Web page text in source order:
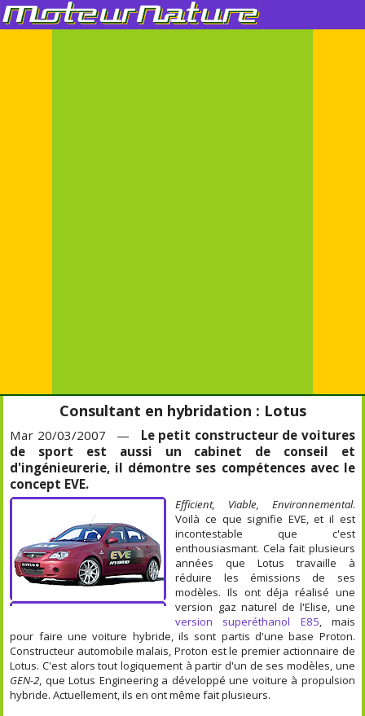
Consultant en hybridation : Lotus
Mar 20/03/2007 — Le petit constructeur de voitures
de sport est aussi un cabinet de conseil et
d'ingénieurerie, il démontre ses compétences avec le
concept EVE.
Efficient, Viable, Environnemental.
Voilà ce que signifie EVE, et il est
incontestable que c'est
enthousiasmant. Cela fait plusieurs
années que Lotus travaille à
réduire les émissions de ses
modèles. Ils ont déja réalisé une
version gaz naturel de l'Elise, une
version superéthanol E85, mais
pour faire une voiture hybride, ils sont partis d'une base Proton.
Constructeur automobile malais, Proton est le premier actionnaire de
Lotus. C'est alors tout logiquement à partir d'un de ses modèles, une
GEN-2, que Lotus Engineering a développé une voiture à propulsion
hybride. Actuellement, ils en ont même fait plusieurs.